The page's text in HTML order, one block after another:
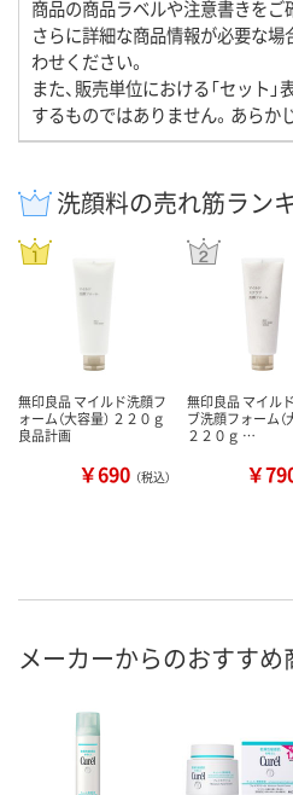
商品の商品ラベルや注意書きをご
さらに詳細な商品情報が必要な場
わせください。
また、販売単位における「セット
するものではありません。あらか
洗顔料の売れ筋ラン
無印良品 マイルド洗顔フ
ォーム（大容量） ２２０ｇ
良品計画
￥690 （税込）
無印良品 マイル
ブ洗顔フォーム（
２２０ｇ …
￥
メーカーからのおすすめ